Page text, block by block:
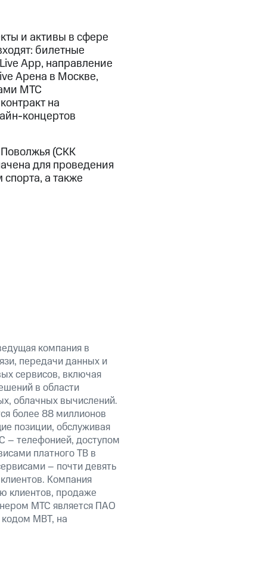
и активы в сфере
билетные
App, направление
Арена в Москве,
МТС
на
концертов
(СКК
для проведения
а также
компания в
передачи данных и
сервисов, включая
в области
облачных вычислений.
более 88 миллионов
позиции, обслуживая
– телефонией, доступом
платного ТВ в
– почти девять
Компания
клиентов, продаже
МТС является ПАО
MBT, на